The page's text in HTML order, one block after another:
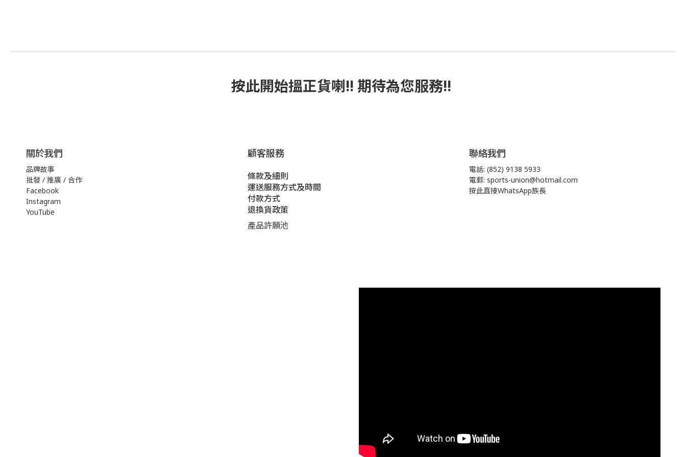
按此開始搵正貨喇!! 期待為您服務!!
關於我們
品牌故事
批發 / 推廣 / 合作
Facebook
Instagram
YouTube
顧客服務
條款及細則
運送服務方式及時間
付款方式
退換貨政策
產品許願池
聯絡我們
電話: (852) 9138 5933
電郵: sports-union@hotmail.com
按此直接WhatsApp族長